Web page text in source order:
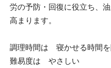
労の予防・回復に役立ち、
高まります。
調理時間は 寝かせる時間
難易度は やさしい